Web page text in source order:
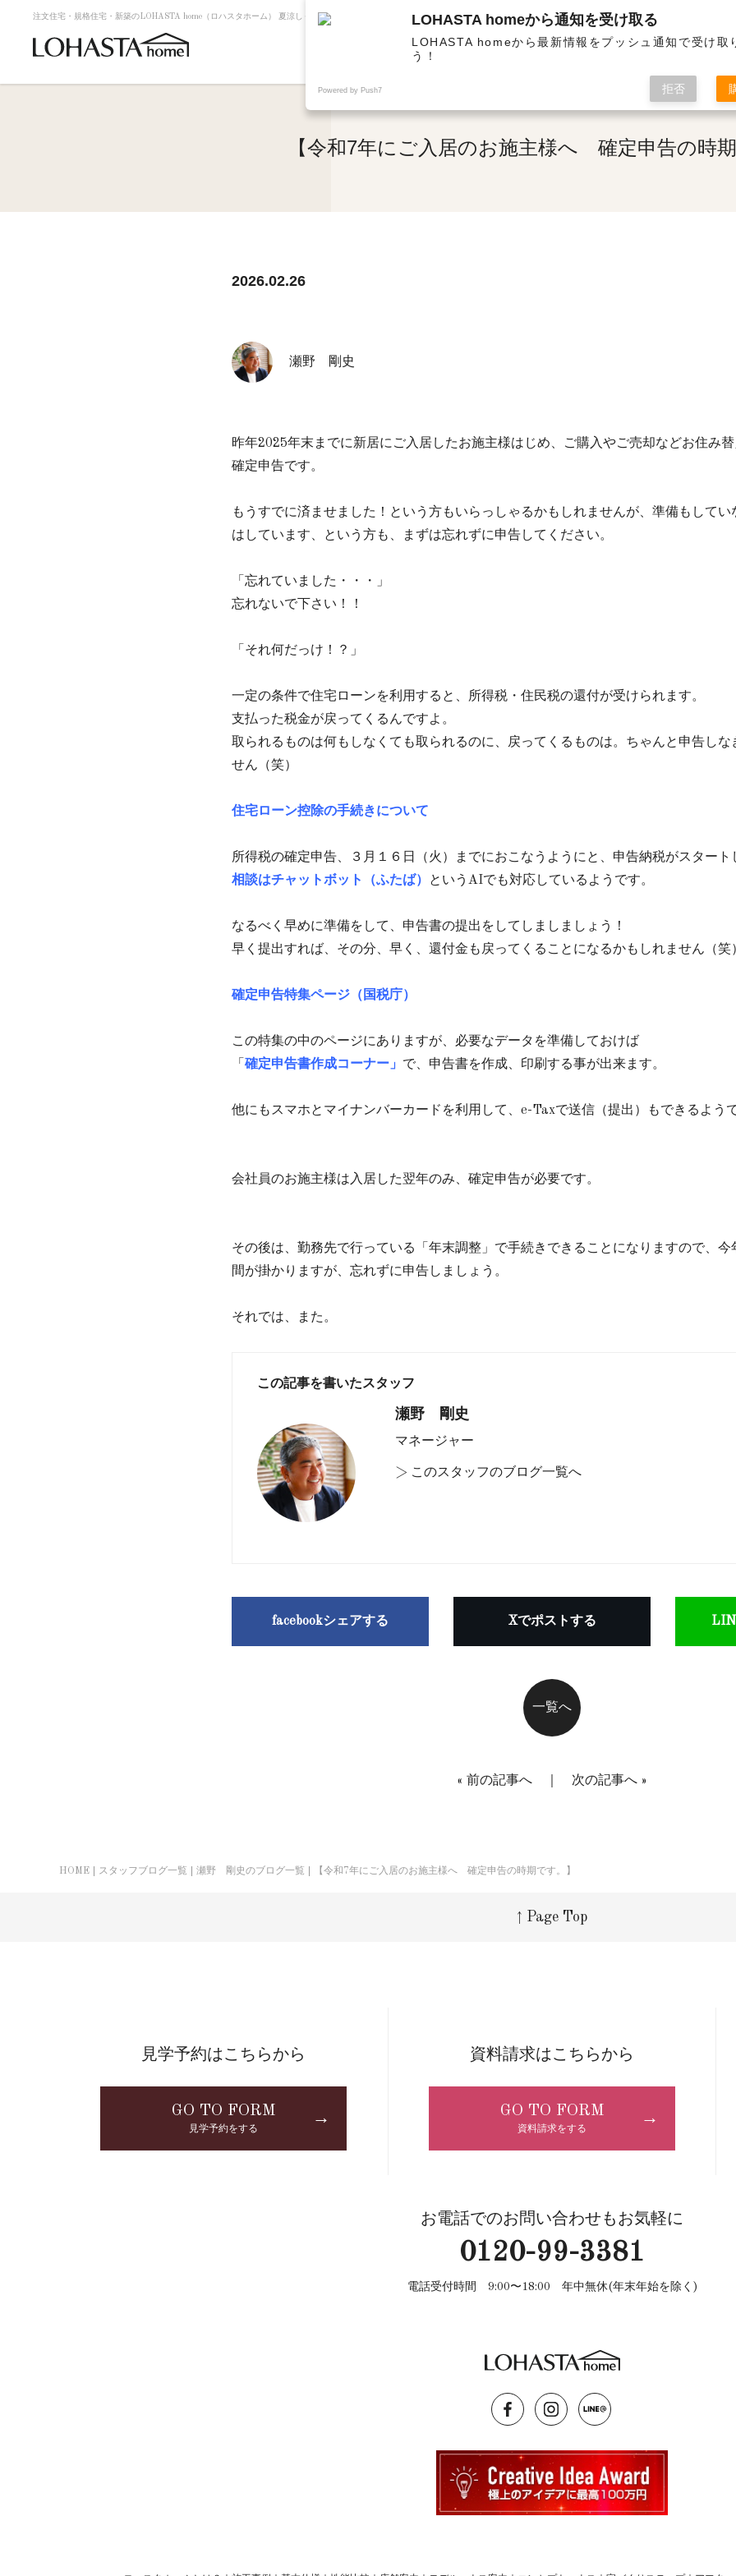
注文住宅・規格住宅・新築のLOHASTA home（ロハスタホーム） 夏涼しく冬暖かい高断熱・高気密の高性能住宅 | 【令和7年にご入居のお施主様へ 確定申告の時期です。】
【令和7年にご入居のお施主様へ 確定申告の時期
2026.02.26
瀬野 剛史
昨年2025年末までに新居にご入居したお施主様はじめ、ご購入やご売却などお住み替
確定申告です。
もうすでに済ませました！という方もいらっしゃるかもしれませんが、準備もして
はしています、という方も、まずは忘れずに申告してください。
「忘れていました・・・」
忘れないで下さい！！
「それ何だっけ！？」
一定の条件で住宅ローンを利用すると、所得税・住民税の還付が受けられます。
支払った税金が戻ってくるんですよ。
取られるものは何もしなくても取られるのに、戻ってくるものは。ちゃんと申告しな
せん（笑）
住宅ローン控除の手続きについて
所得税の確定申告、３月１６日（火）までにおこなうようにと、申告納税がスタート
相談はチャットボット（ふたば）
というAIでも対応しているようです。
なるべく早めに準備をして、申告書の提出をしてしましましょう！
早く提出すれば、その分、早く、還付金も戻ってくることになるかもしれません（笑
確定申告特集ページ（国税庁）
この特集の中のページにありますが、必要なデータを準備しておけば
「 確定申告書作成コーナー」 で、申告書を作成、印刷する事が出来ます。
他にもスマホとマイナンバーカードを利用して、e-Taxで送信（提出）もできるようで
会社員のお施主様は入居した翌年のみ、確定申告が必要です。
その後は、勤務先で行っている「年末調整」で手続きできることになりますので、
間が掛かりますが、忘れずに申告しましょう。
それでは、また。
この記事を書いたスタッフ
瀬野 剛史
マネージャー
> このスタッフのブログ一覧へ
facebookシェアする Xでポストする
一覧へ
« 前の記事へ 次の記事へ »
HOME スタッフブログ一覧 瀬野 剛史のブログ一覧 【令和7年にご入居のお施主様へ 確定申告の時期です。】
↑ Page Top
見学予約はこちらから
GO TO FORM
見学予約をする
→
資料請求はこちらから
GO TO FORM
資料請求をする
→
お電話でのお問い合わせもお気軽に
0120-99-3381
電話受付時間 9:00〜18:00 年中無休(年末年始を除く)
LOHASTA homeから通知を受け取る
LOHASTA homeから最新情報をプッシュ通知で受け取
う！
Powered by Push7 拒否